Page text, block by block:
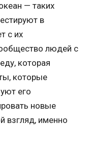
— таких
в
с их
людей с
которая
которые
его
новые
взгляд, именно